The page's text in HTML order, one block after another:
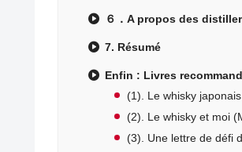
６．A propos des
7. Résumé
Enfin : Livres
(1). Le whisky
(2). Le whisky et moi
(3). Une lettre de défi